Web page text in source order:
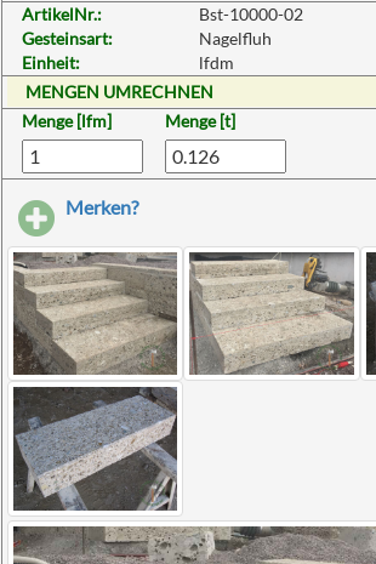
ArtikelNr.:
Bst-10000-02
Gesteinsart:
Nagelfluh
Einheit:
lfdm
MENGEN UMRECHNEN
Menge [lfm]
Menge [t]
Merken?